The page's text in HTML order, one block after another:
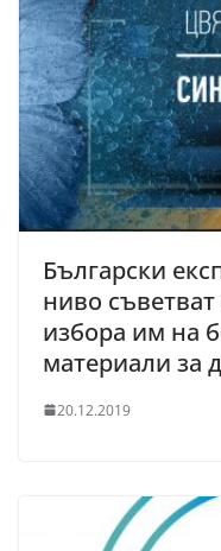
Български
ниво
избора им на
материали за
20.12.2019